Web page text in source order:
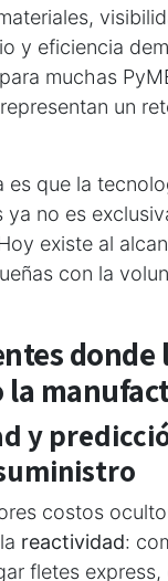
y eficiencia
muchas
un
es que la
ya no es
existe al
con la
donde
la
y
costos
reactividad:
fletes express,